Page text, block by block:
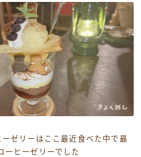
ゼリーはここ最近食べた中で最
ーヒーゼリーでした